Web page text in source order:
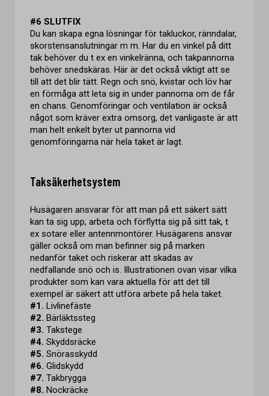
#6 SLUTFIX
Du kan skapa egna lösningar för takluckor, ränndalar,
skorstensanslutningar m m. Har du en vinkel på ditt
tak behöver du t ex en vinkelränna, och takpannorna
behöver snedskäras. Här är det också viktigt att se
till att det blir tätt. Regn och snö, kvistar och löv har
en förmåga att leta sig in under pannorna om de får
en chans. Genomföringar och ventilation är också
något som kräver extra omsorg, det vanligaste är att
man helt enkelt byter ut pannorna vid
genomföringarna när hela taket är lagt.
Taksäkerhetsystem
Husägaren ansvarar för att man på ett säkert sätt
kan ta sig upp, arbeta och förflytta sig på sitt tak, t
ex sotare eller antennmontörer. Husägarens ansvar
gäller också om man befinner sig på marken
nedanför taket och riskerar att skadas av
nedfallande snö och is. Illustrationen ovan visar vilka
produkter som kan vara aktuella för att det till
exempel är säkert att utföra arbete på hela taket.
#1. Livlinefäste
#2. Bärläktssteg
#3. Takstege
#4. Skyddsräcke
#5. Snörasskydd
#6. Glidskydd
#7. Takbrygga
#8. Nockräcke